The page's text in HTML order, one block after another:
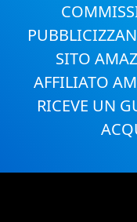
SITO
AFFILIATO
RICEVE UN